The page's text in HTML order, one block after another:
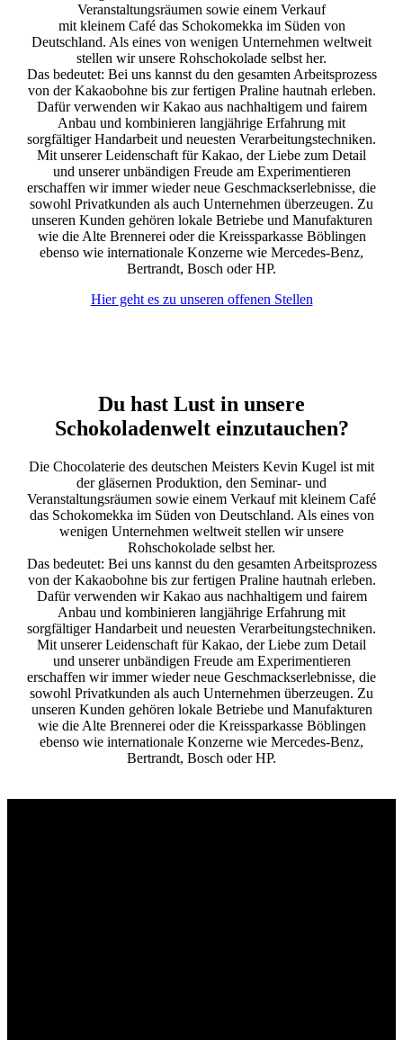
Veranstaltungsräumen sowie einem Verkauf
mit kleinem Café das Schokomekka im Süden von
Deutschland. Als eines von wenigen Unternehmen weltweit
stellen wir unsere Rohschokolade selbst her.
Das bedeutet: Bei uns kannst du den gesamten Arbeitsprozess
von der Kakaobohne bis zur fertigen Praline hautnah erleben.
Dafür verwenden wir Kakao aus nachhaltigem und fairem
Anbau und kombinieren langjährige Erfahrung mit
sorgfältiger Handarbeit und neuesten Verarbeitungstechniken.
Mit unserer Leidenschaft für Kakao, der Liebe zum Detail
und unserer unbändigen Freude am Experimentieren
erschaffen wir immer wieder neue Geschmackserlebnisse, die
sowohl Privatkunden als auch Unternehmen überzeugen. Zu
unseren Kunden gehören lokale Betriebe und Manufakturen
wie die Alte Brennerei oder die Kreissparkasse Böblingen
ebenso wie internationale Konzerne wie Mercedes-Benz,
Bertrandt, Bosch oder HP.
Hier geht es zu unseren offenen Stellen
Du hast Lust in unsere
Schokoladenwelt einzutauchen?
Die Chocolaterie des deutschen Meisters Kevin Kugel ist mit
der gläsernen Produktion, den Seminar- und
Veranstaltungsräumen sowie einem Verkauf mit kleinem Café
das Schokomekka im Süden von Deutschland. Als eines von
wenigen Unternehmen weltweit stellen wir unsere
Rohschokolade selbst her.
Das bedeutet: Bei uns kannst du den gesamten Arbeitsprozess
von der Kakaobohne bis zur fertigen Praline hautnah erleben.
Dafür verwenden wir Kakao aus nachhaltigem und fairem
Anbau und kombinieren langjährige Erfahrung mit
sorgfältiger Handarbeit und neuesten Verarbeitungstechniken.
Mit unserer Leidenschaft für Kakao, der Liebe zum Detail
und unserer unbändigen Freude am Experimentieren
erschaffen wir immer wieder neue Geschmackserlebnisse, die
sowohl Privatkunden als auch Unternehmen überzeugen. Zu
unseren Kunden gehören lokale Betriebe und Manufakturen
wie die Alte Brennerei oder die Kreissparkasse Böblingen
ebenso wie internationale Konzerne wie Mercedes-Benz,
Bertrandt, Bosch oder HP.